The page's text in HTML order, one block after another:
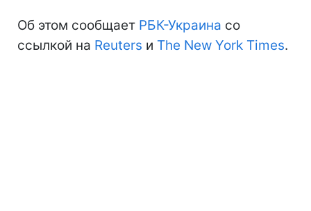
Об этом сообщает РБК-Украина со
ссылкой на Reuters и The New York Times.